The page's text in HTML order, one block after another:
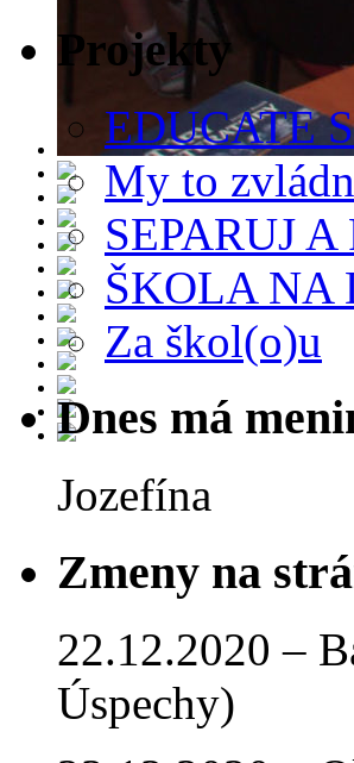
Projekty
EDUCATE
My to
SEPARUJ
ŠKOLA NA
Za škol(o)u
Dnes má
Jozefína
Zmeny na
22.12.2020 –
Úspechy)